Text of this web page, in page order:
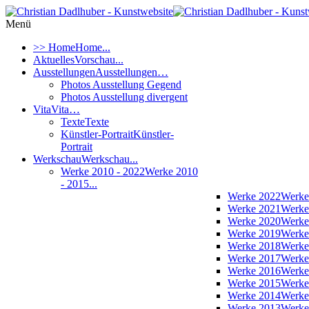
Menü
>> HomeHome...
AktuellesVorschau...
AusstellungenAusstellungen…
Photos Ausstellung Gegend
Photos Ausstellung divergent
VitaVita…
TexteTexte
Künstler-PortraitKünstler-
Portrait
WerkschauWerkschau...
Werke 2010 - 2022Werke 2010
- 2015...
Werke 2022
Werke 2021
Werke 2020
Werke 2019
Werke 2018
Werke 2017
Werke 2016
Werke 2015
Werke 2014